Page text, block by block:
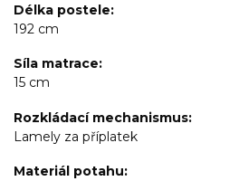
Délka postele
192 cm
Síla matrace
15 cm
Rozkládací mechanismus
Lamely za příplatek
Materiál potahu